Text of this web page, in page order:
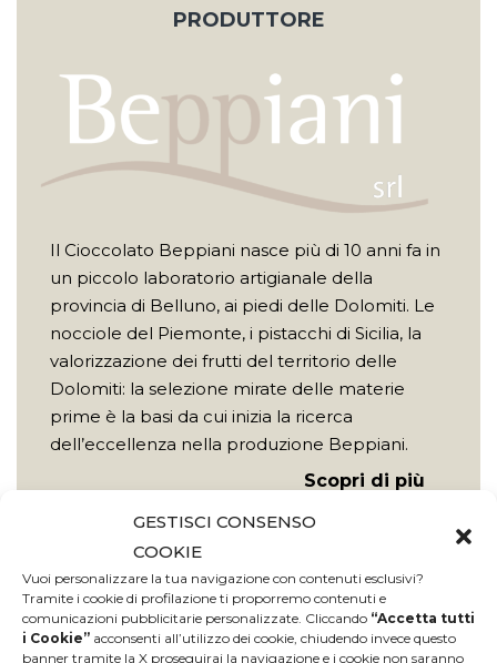
GESTISCI CONSENSO
COOKIE
Vuoi personalizzare la tua navigazione con contenuti esclusivi?
Tramite i cookie di profilazione ti proporremo contenuti e
comunicazioni pubblicitarie personalizzate. Cliccando “Accetta tutti
i Cookie” acconsenti all’utilizzo dei cookie, chiudendo invece questo
banner tramite la X proseguirai la navigazione e i cookie non saranno
PRODUTTORE
Il Cioccolato Beppiani nasce più di 10 anni fa in
un piccolo laboratorio artigianale della
provincia di Belluno, ai piedi delle Dolomiti. Le
nocciole del Piemonte, i pistacchi di Sicilia, la
valorizzazione dei frutti del territorio delle
Dolomiti: la selezione mirate delle materie
prime è la basi da cui inizia la ricerca
dell’eccellenza nella produzione Beppiani.
Scopri di più